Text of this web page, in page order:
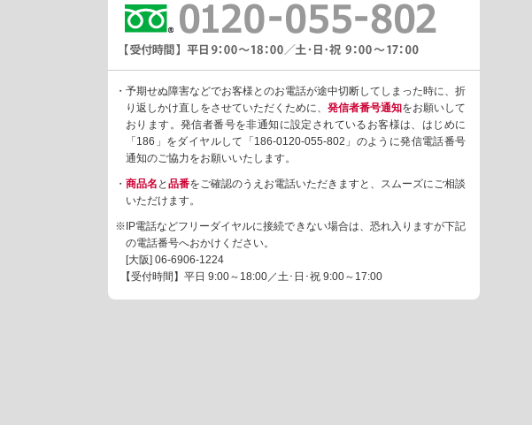
・予期せぬ障害などでお客様とのお電話が途中切断してしまった時に、折
り返しかけ直しをさせていただくために、 発信者番号通知をお願いして
おります。発信者番号を非通知に設定されているお客様は、はじめに
「186」をダイヤルして「186-0120-055-802」のように発信電話番号
通知のご協力をお願いいたします。
・ 商品名 と 品番をご確認のうえお電話いただきますと、スムーズにご相談
いただけます。
※IP電話などフリーダイヤルに接続できない場合は、恐れ入りますが下記
の電話番号へおかけください。
[大阪] 06-6906-1224
【受付時間】平日 9:00～18:00／土･日･祝 9:00～17:00